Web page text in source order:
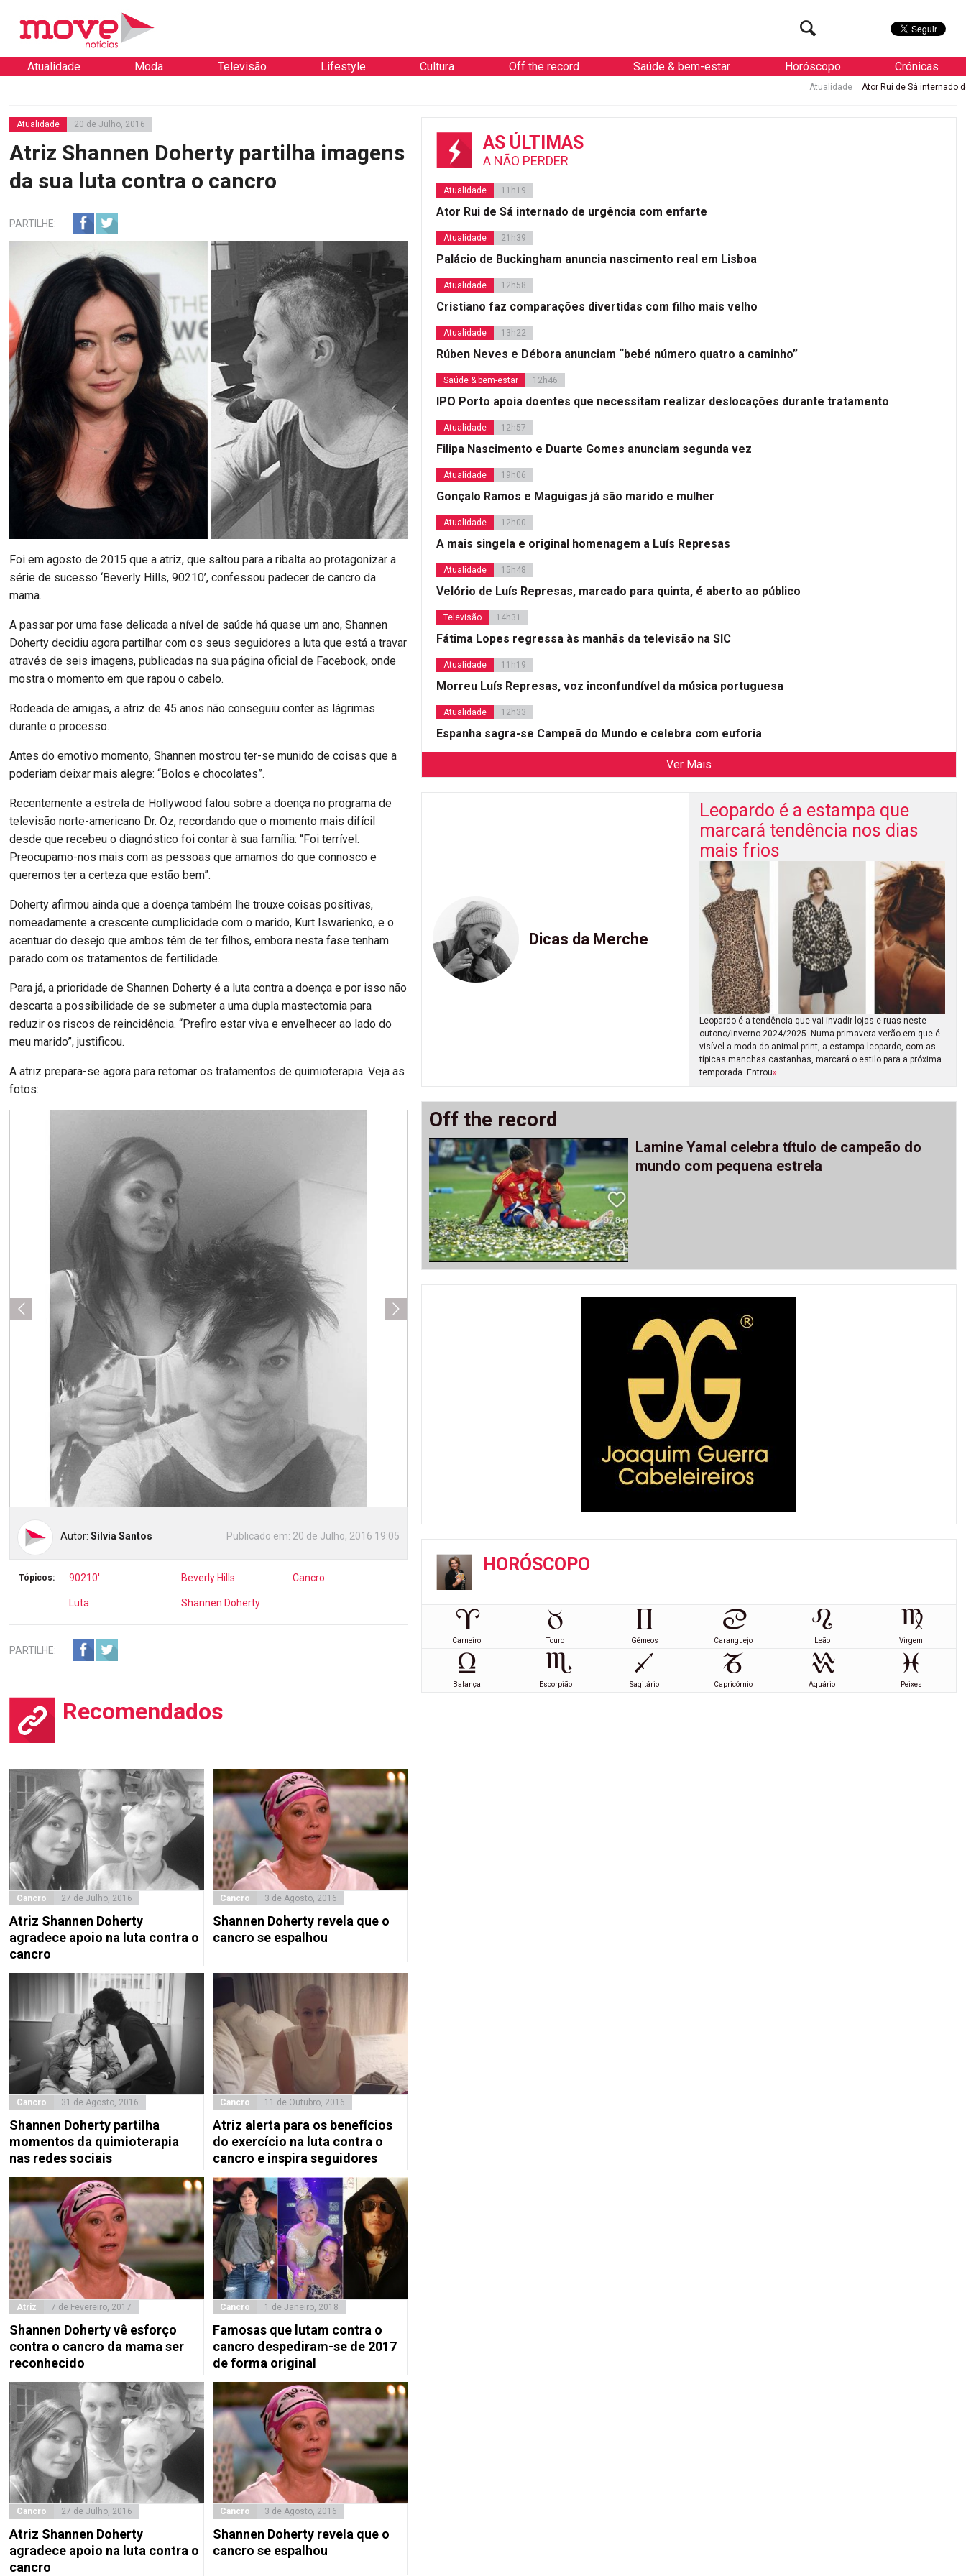
Atualidade Moda Televisão Lifestyle Cultura Off the record Saúde & bem-estar Horóscopo Crónicas
Ator Rui de Sá internado de urgência com
Atualidade 20 de Julho, 2016
Atriz Shannen Doherty partilha imagens
da sua luta contra o cancro
PARTILHE:
Foi em agosto de 2015 que a atriz, que saltou para a ribalta ao protagonizar a
série de sucesso ‘Beverly Hills, 90210’, confessou padecer de cancro da
mama.
A passar por uma fase delicada a nível de saúde há quase um ano, Shannen
Doherty decidiu agora partilhar com os seus seguidores a luta que está a travar
através de seis imagens, publicadas na sua página oficial de Facebook, onde
mostra o momento em que rapou o cabelo.
Rodeada de amigas, a atriz de 45 anos não conseguiu conter as lágrimas
durante o processo.
Antes do emotivo momento, Shannen mostrou ter-se munido de coisas que a
poderiam deixar mais alegre: “Bolos e chocolates”.
Recentemente a estrela de Hollywood falou sobre a doença no programa de
televisão norte-americano Dr. Oz, recordando que o momento mais difícil
desde que recebeu o diagnóstico foi contar à sua família: “Foi terrível.
Preocupamo-nos mais com as pessoas que amamos do que connosco e
queremos ter a certeza que estão bem”.
Doherty afirmou ainda que a doença também lhe trouxe coisas positivas,
nomeadamente a crescente cumplicidade com o marido, Kurt Iswarienko, e o
acentuar do desejo que ambos têm de ter filhos, embora nesta fase tenham
parado com os tratamentos de fertilidade.
Para já, a prioridade de Shannen Doherty é a luta contra a doença e por isso não
descarta a possibilidade de se submeter a uma dupla mastectomia para
reduzir os riscos de reincidência. “Prefiro estar viva e envelhecer ao lado do
meu marido”, justificou.
A atriz prepara-se agora para retomar os tratamentos de quimioterapia. Veja as
fotos:
Autor:Silvia Santos Publicado em: 20 de Julho, 2016 19:05
Tópicos: 90210' Beverly Hills Cancro
Luta Shannen Doherty
PARTILHE:
Recomendados
Cancro 27 de Julho, 2016
Atriz Shannen Doherty
agradece apoio na luta contra o
cancro
Cancro 3 de Agosto, 2016
Shannen Doherty revela que o
cancro se espalhou
Cancro 31 de Agosto, 2016
Shannen Doherty partilha
momentos da quimioterapia
nas redes sociais
Cancro 11 de Outubro, 2016
Atriz alerta para os benefícios
do exercício na luta contra o
cancro e inspira seguidores
Atriz 7 de Fevereiro, 2017
Shannen Doherty vê esforço
contra o cancro da mama ser
reconhecido
Cancro 1 de Janeiro, 2018
Famosas que lutam contra o
cancro despediram-se de 2017
de forma original
Cancro 27 de Julho, 2016
Atriz Shannen Doherty
agradece apoio na luta contra o
cancro
Cancro 3 de Agosto, 2016
Shannen Doherty revela que o
cancro se espalhou
AS ÚLTIMAS
A NÃO PERDER
Atualidade 11h19
Ator Rui de Sá internado de urgência com enfarte
Atualidade 21h39
Palácio de Buckingham anuncia nascimento real em Lisboa
Atualidade 12h58
Cristiano faz comparações divertidas com filho mais velho
Atualidade 13h22
Rúben Neves e Débora anunciam “bebé número quatro a caminho”
Saúde & bem-estar 12h46
IPO Porto apoia doentes que necessitam realizar deslocações durante tratamento
Atualidade 12h57
Filipa Nascimento e Duarte Gomes anunciam segunda vez
Atualidade 19h06
Gonçalo Ramos e Maguigas já são marido e mulher
Atualidade 12h00
A mais singela e original homenagem a Luís Represas
Atualidade 15h48
Velório de Luís Represas, marcado para quinta, é aberto ao público
Televisão 14h31
Fátima Lopes regressa às manhãs da televisão na SIC
Atualidade 11h19
Morreu Luís Represas, voz inconfundível da música portuguesa
Atualidade 12h33
Espanha sagra-se Campeã do Mundo e celebra com euforia
Ver Mais
Dicas da Merche
Leopardo é a estampa que
marcará tendência nos dias
mais frios
Leopardo é a tendência que vai invadir lojas e ruas neste
outono/inverno 2024/2025. Numa primavera-verão em que é
visível a moda do animal print, a estampa leopardo, com as
típicas manchas castanhas, marcará o estilo para a próxima
temporada. Entrou»
Off the record
Lamine Yamal celebra título de campeão do
mundo com pequena estrela
HORÓSCOPO
Carneiro Touro Gémeos Caranguejo Leão Virgem
Balança Escorpião Sagitário Capricórnio Aquário Peixes